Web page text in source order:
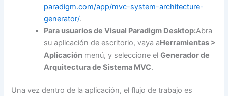
paradigm.com/app/mvc-system-architecture-
generator/.
Para usuarios de Visual Paradigm Desktop:Abra
su aplicación de escritorio, vaya aHerramientas >
Aplicación menú, y seleccione elGenerador de
Arquitectura de Sistema MVC.
Una vez dentro de la aplicación, el flujo de trabajo es